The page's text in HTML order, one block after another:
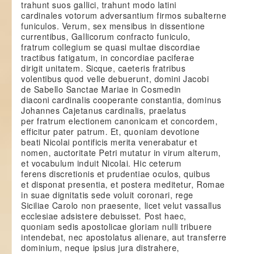
trahunt suos gallici, trahunt modo latini
cardinales votorum adversantium firmos subalterne
funiculos. Verum, sex mensibus in dissentione
currentibus, Gallicorum confracto funiculo,
fratrum collegium se quasi multae discordiae
tractibus fatigatum, in concordiae paciferae
dirigit unitatem. Sicque, caeteris fratribus
volentibus quod velle debuerunt, domini Jacobi
de Sabello Sanctae Mariae in Cosmedin
diaconi cardinalis cooperante constantia, dominus
Johannes Cajetanus cardinalis, praelatus
per fratrum electionem canonicam et concordem,
efficitur pater patrum. Et, quoniam devotione
beati Nicolai pontificis merita venerabatur et
nomen, auctoritate Petri mutatur in virum alterum,
et vocabulum induit Nicolai. Hic ceterum
ferens discretionis et prudentiae oculos, quibus
et disponat presentia, et postera meditetur, Romae
in suae dignitatis sede voluit coronari, rege
Siciliae Carolo non praesente, licet velut vassallus
ecclesiae adsistere debuisset. Post haec,
quoniam sedis apostolicae gloriam nulli tribuere
intendebat, nec apostolatus alienare, aut transferre
dominium, neque ipsius jura distrahere,